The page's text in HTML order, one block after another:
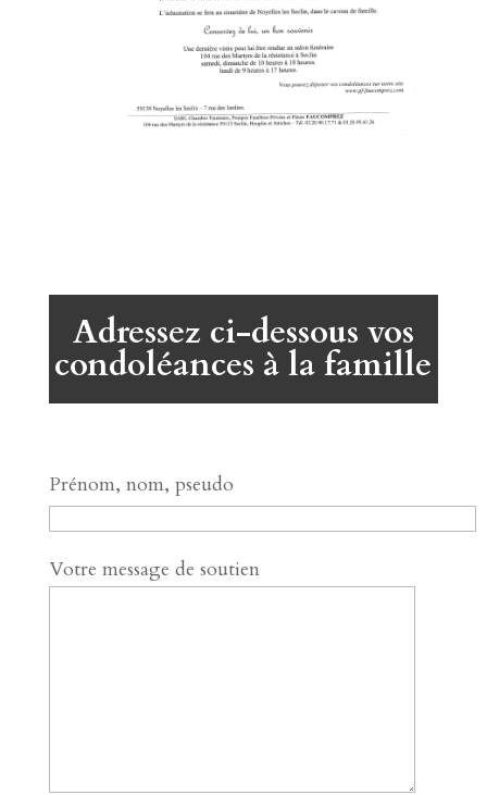
Adressez ci-dessous vos
condoléances à la famille
Prénom, nom, pseudo
Votre message de soutien